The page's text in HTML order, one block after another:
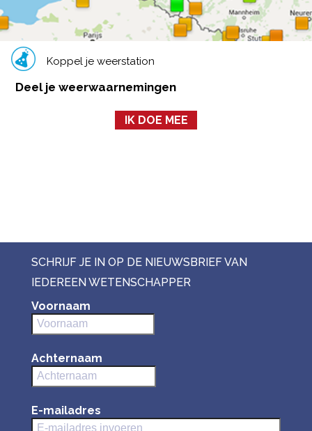
Koppel je weerstation
Deel je weerwaarnemingen
IK DOE MEE
SCHRIJF JE IN OP DE NIEUWSBRIEF VAN
IEDEREEN WETENSCHAPPER
Voornaam
Achternaam
E-mailadres